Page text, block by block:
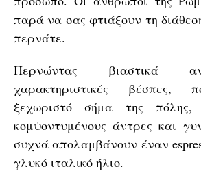
παρά να σας φτιάξουν τη
περνάτε.
Περνώντας βιαστικά
χαρακτηριστικές βέσπες,
ξεχωριστό σήμα της πόλης,
κομψοντυμένους άντρες και
συχνά απολαμβάνουν έναν
γλυκό ιταλικό ήλιο.